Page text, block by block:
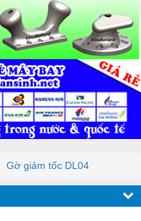
Gờ giảm tốc DL04